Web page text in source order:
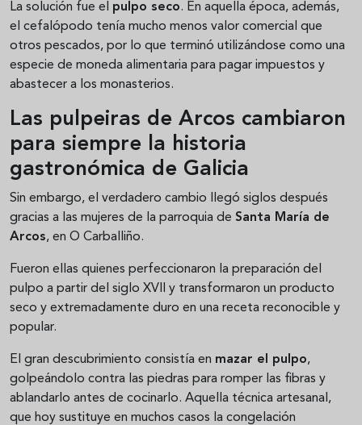
La solución fue el pulpo seco. En aquella época, además,
el cefalópodo tenía mucho menos valor comercial que
otros pescados, por lo que terminó utilizándose como una
especie de moneda alimentaria para pagar impuestos y
abastecer a los monasterios.
Las pulpeiras de Arcos cambiaron
para siempre la historia
gastronómica de Galicia
Sin embargo, el verdadero cambio llegó siglos después
gracias a las mujeres de la parroquia de Santa María de
Arcos, en O Carballiño.
Fueron ellas quienes perfeccionaron la preparación del
pulpo a partir del siglo XVII y transformaron un producto
seco y extremadamente duro en una receta reconocible y
popular.
El gran descubrimiento consistía en mazar el pulpo,
golpeándolo contra las piedras para romper las fibras y
ablandarlo antes de cocinarlo. Aquella técnica artesanal,
que hoy sustituye en muchos casos la congelación